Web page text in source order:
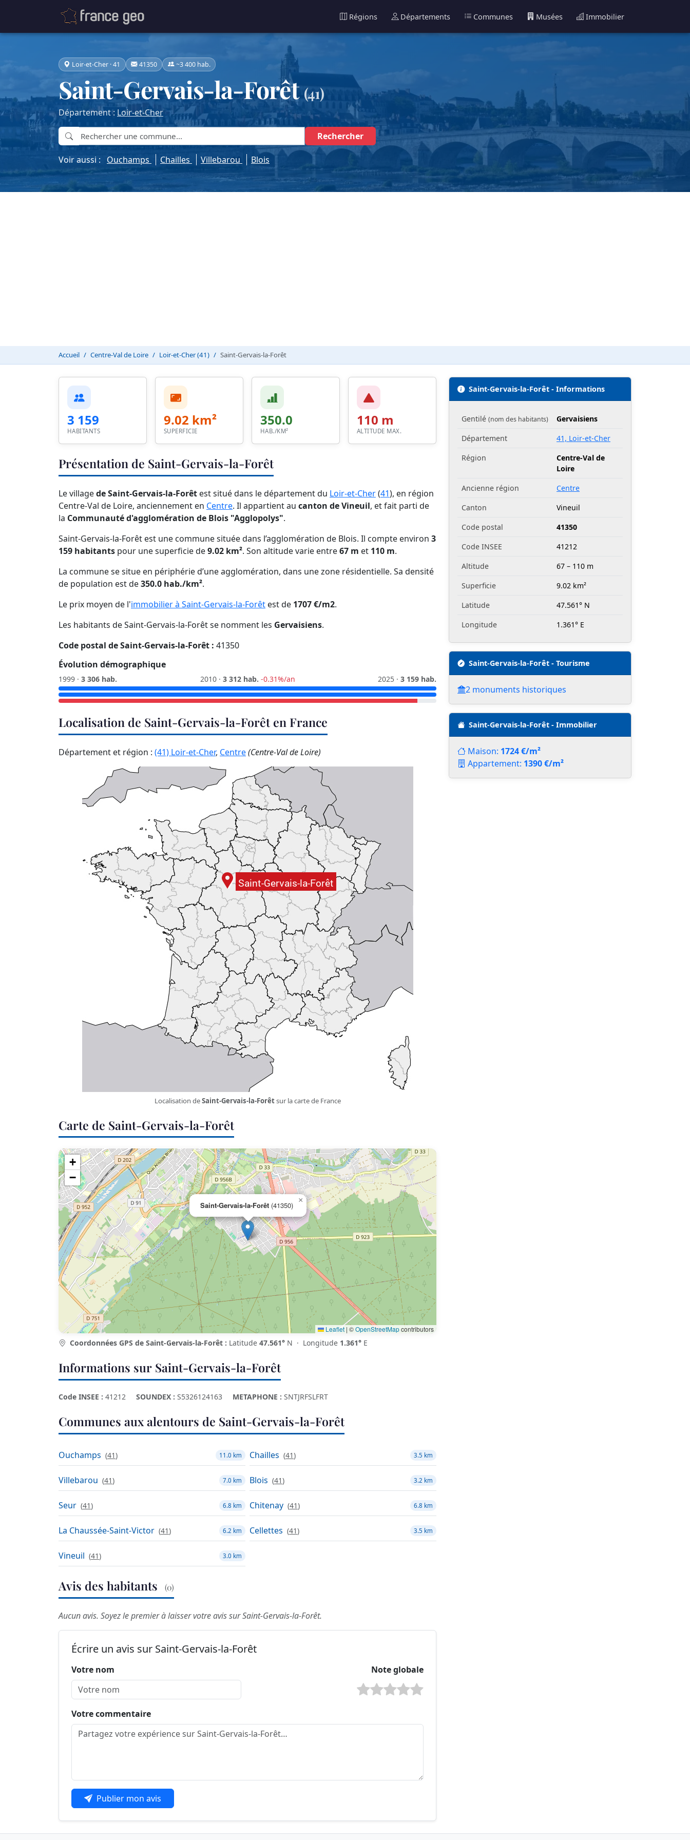
Régions Départements Communes Musées Immobilier
Loir-et-Cher · 41 41350 ~3 400 hab.
Saint-Gervais-la-Forêt (41)
Département : Loir-et-Cher
Rechercher
Voir aussi : Ouchamps Chailles Villebarou Blois
Accueil Centre-Val de Loire Loir-et-Cher (41) Saint-Gervais-la-Forêt
3 159
HABITANTS
9.02 km²
SUPERFICIE
350.0
HAB./KM²
110 m
ALTITUDE MAX.
Présentation de Saint-Gervais-la-Forêt
Le villagede Saint-Gervais-la-Forêt est situé dans le département du Loir-et-Cher(41), en région
Centre-Val de Loire, anciennement en Centre. Il appartient au canton de Vineuil, et fait parti de
la Communauté d'agglomération de Blois "Agglopolys".
Saint-Gervais-la-Forêt est une commune située dans l’agglomération de Blois. Il compte environ 3
159 habitants pour une superficie de9.02 km². Son altitude varie entre67 m et 110 m.
La commune se situe en périphérie d’une agglomération, dans une zone résidentielle. Sa densité
de population est de350.0 hab./km².
Le prix moyen de l'immobilier à Saint-Gervais-la-Forêt est de 1707 €/m2.
Les habitants de Saint-Gervais-la-Forêt se nomment les Gervaisiens.
Code postal de Saint-Gervais-la-Forêt : 41350
Évolution démographique
1999 · 3 306 hab. 2010 · 3 312 hab. -0.31%/an 2025 · 3 159 hab.
Localisation de Saint-Gervais-la-Forêt en France
Département et région : (41) Loir-et-Cher, Centre(Centre-Val de Loire)
Localisation deSaint-Gervais-la-Forêtsur la carte de France
Carte de Saint-Gervais-la-Forêt
Saint-Gervais-la-Forêt (41350)
×
+
−
Leaflet | ©OpenStreetMapcontributors
Coordonnées GPS de Saint-Gervais-la-Forêt : Latitude 47.561° N · Longitude 1.361° E
Informations sur Saint-Gervais-la-Forêt
Code INSEE : 41212 SOUNDEX : S5326124163 METAPHONE : SNTJRFSLFRT
Communes aux alentours de Saint-Gervais-la-Forêt
Ouchamps (41) 11.0 km Chailles (41) 3.5 km
Villebarou (41) 7.0 km Blois (41) 3.2 km
Seur (41) 6.8 km Chitenay (41) 6.8 km
La Chaussée-Saint-Victor (41) 6.2 km Cellettes (41) 3.5 km
Vineuil (41) 3.0 km
Avis des habitants (0)
Aucun avis. Soyez le premier à laisser votre avis sur Saint-Gervais-la-Forêt.
Écrire un avis sur Saint-Gervais-la-Forêt
Votre nom Note globale
Votre commentaire
Publier mon avis
Saint-Gervais-la-Forêt - Informations
Gentilé (nom des habitants)
Gervaisiens
Département
41, Loir-et-Cher
Région
Centre-Val de
Loire
Ancienne région
Centre
Canton
Vineuil
Code postal
41350
Code INSEE
41212
Altitude
67 – 110 m
Superficie
9.02 km²
Latitude
47.561° N
Longitude
1.361° E
Saint-Gervais-la-Forêt - Tourisme
2 monuments historiques
Saint-Gervais-la-Forêt - Immobilier
Maison: 1724 €/m²
Appartement: 1390 €/m²